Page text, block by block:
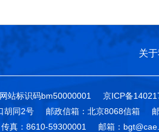
关
网站标识码bm50000001
京ICP备
胡同2号
邮政信箱：北京8068信箱
传真：8610-59300001 邮箱：